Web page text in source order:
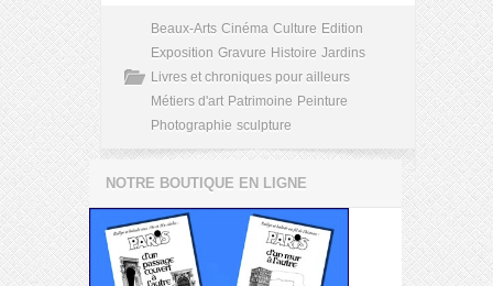
Beaux-Arts Cinéma Culture Edition
Exposition Gravure Histoire Jardins
Livres et chroniques pour ailleurs
Métiers d'art Patrimoine Peinture
Photographie sculpture
NOTRE BOUTIQUE EN LIGNE